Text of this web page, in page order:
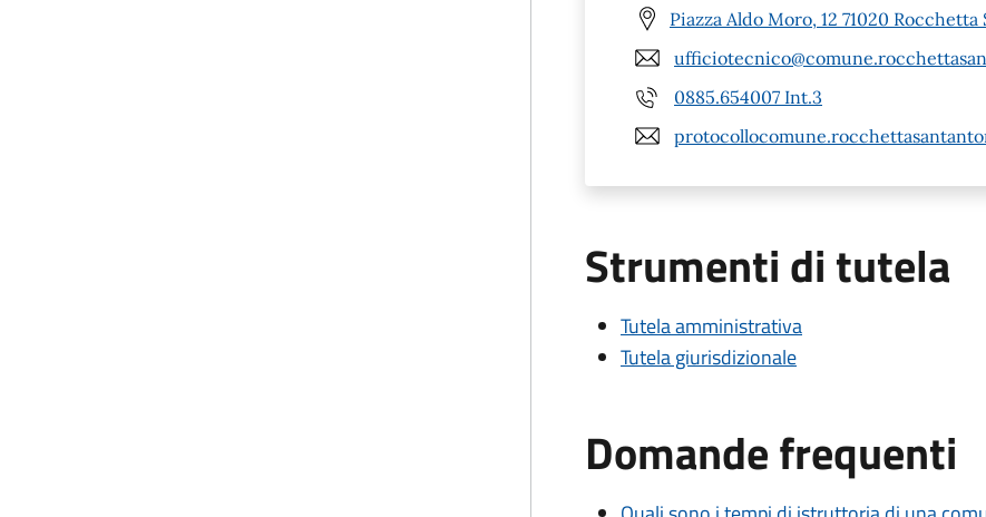
Piazza Aldo Moro, 12 71020
0885.654007 Int.3
Strumenti di tutela
Tutela amministrativa
Tutela giurisdizionale
Domande frequenti